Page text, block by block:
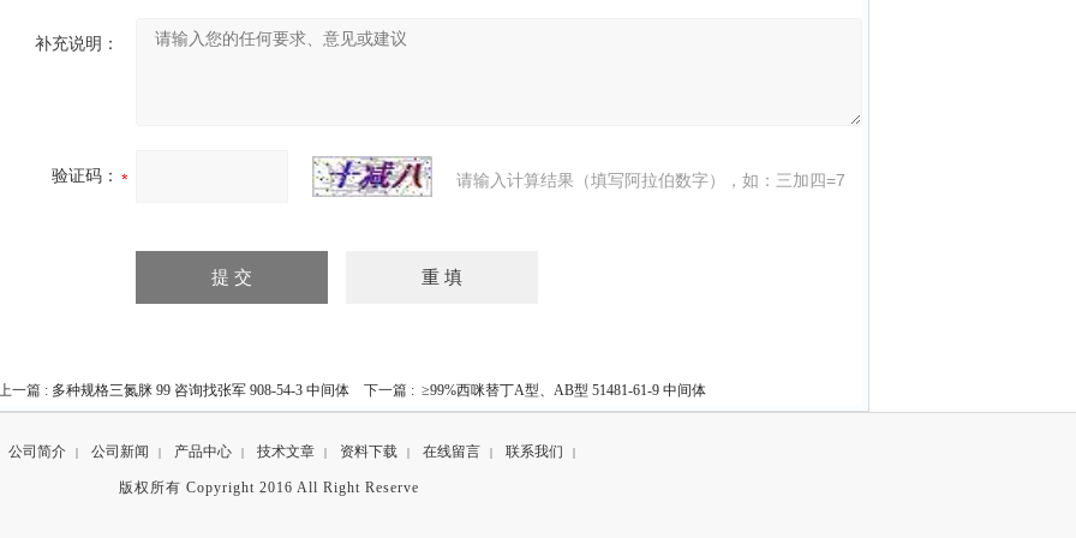
补充说明：
验证码： 请输入计算结果（填写阿拉伯数字），如：三加四=7
一篇 : 多种规格三氮脒 99 咨询找张军 908-54-3 中间体 下一篇 : ≥99%西咪替丁A型、AB型 51481-61-9 中间体
公司简介 | 公司新闻 | 产品中心 | 技术文章 | 资料下载 | 在线留言 | 联系我们 |
版权所有 Copyright 2016 All Right Reserve